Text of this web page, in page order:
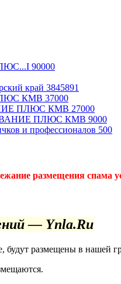
90000
край 3845891
КМВ 37000
ПЛЮС КМВ 27000
ПЛЮС КМВ 9000
и профессионалов 500
размещения спама
— Ynla.Ru
будут размещены в нашей
.